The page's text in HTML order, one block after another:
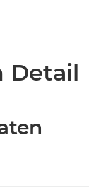
Detail